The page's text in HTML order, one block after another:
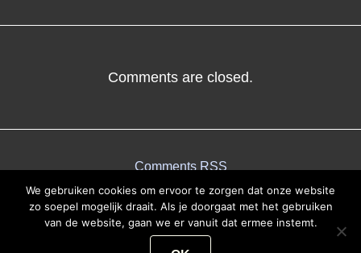
Comments are closed.
Comments RSS
We gebruiken cookies om ervoor te zorgen dat onze website
zo soepel mogelijk draait. Als je doorgaat met het gebruiken
van de website, gaan we er vanuit dat ermee instemt.